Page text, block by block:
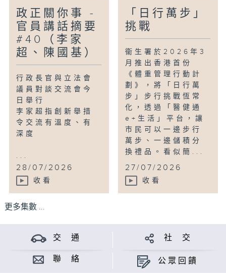
政正關你事 -
官員講話摘要
#40（李家
超、陳國基）
行政長官與立法會
議員對談交流會今
日舉行
李家超指創新舉措
令交流有溫度、有
深度
...
28/07/2026
收看
「日行萬步」
挑戰
衞生署於2026年3
月推出香港首份
《體重管理行動計
劃》，將「日行萬
步」步行挑戰恆常
化，透過「醫健通
e+生活」平台，讓
市民可以一邊步行
萬步、一邊儲積分
換禮品。看似簡...
27/07/2026
收看
更多集數 ...
交 通 社 交
聯 絡 公眾回饋